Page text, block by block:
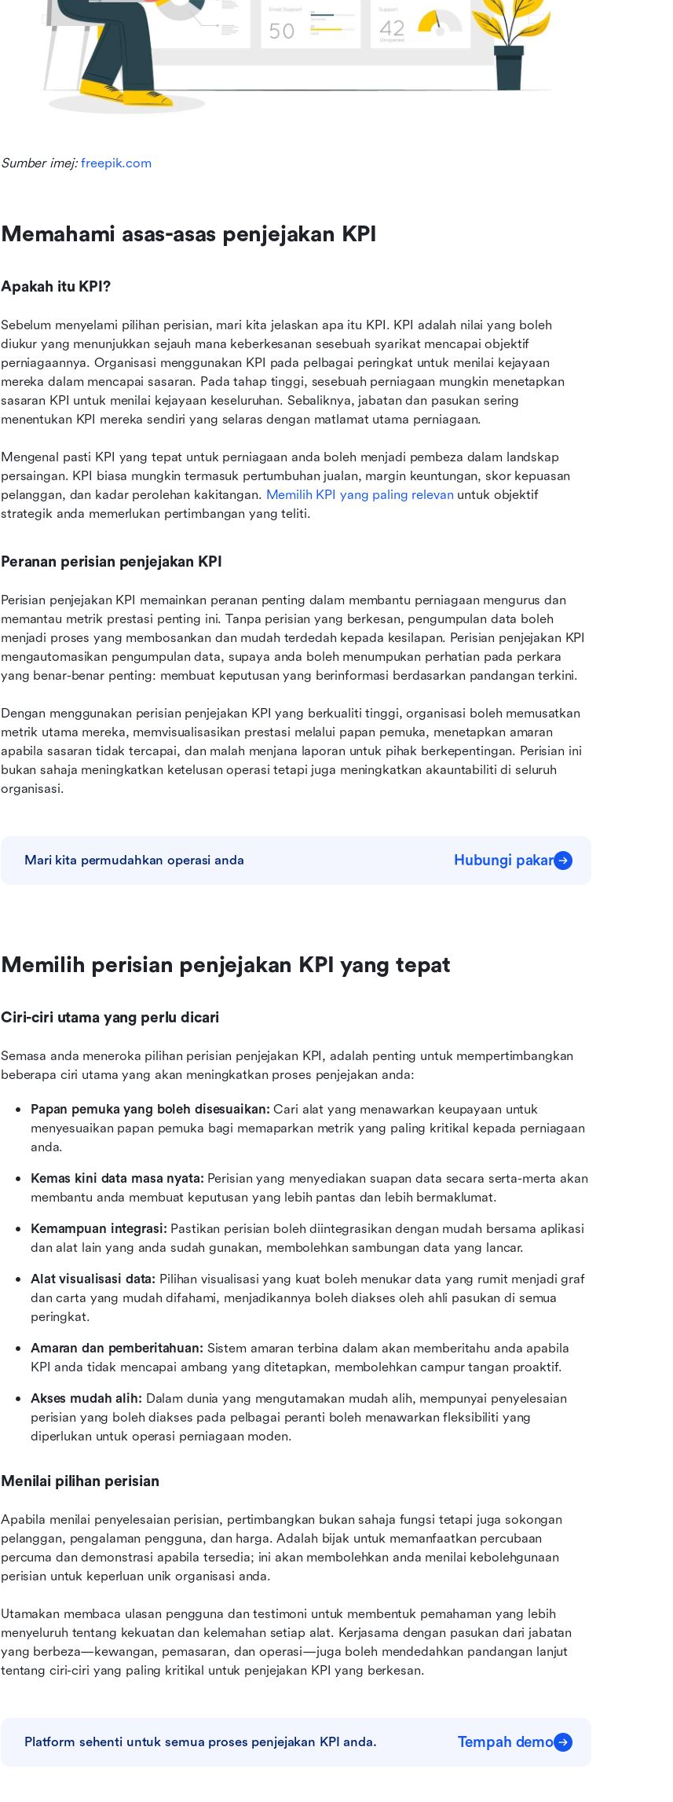
Sumber imej: freepik.com
Memahami asas-asas penjejakan KPI
Apakah itu KPI?
Sebelum menyelami pilihan perisian, mari kita jelaskan apa itu KPI. KPI adalah nilai yang boleh
diukur yang menunjukkan sejauh mana keberkesanan sesebuah syarikat mencapai objektif
perniagaannya. Organisasi menggunakan KPI pada pelbagai peringkat untuk menilai kejayaan
mereka dalam mencapai sasaran. Pada tahap tinggi, sesebuah perniagaan mungkin menetapkan
sasaran KPI untuk menilai kejayaan keseluruhan. Sebaliknya, jabatan dan pasukan sering
menentukan KPI mereka sendiri yang selaras dengan matlamat utama perniagaan.
Mengenal pasti KPI yang tepat untuk perniagaan anda boleh menjadi pembeza dalam landskap
persaingan. KPI biasa mungkin termasuk pertumbuhan jualan, margin keuntungan, skor kepuasan
pelanggan, dan kadar perolehan kakitangan. Memilih KPI yang paling relevan untuk objektif
strategik anda memerlukan pertimbangan yang teliti.
Peranan perisian penjejakan KPI
Perisian penjejakan KPI memainkan peranan penting dalam membantu perniagaan mengurus dan
memantau metrik prestasi penting ini. Tanpa perisian yang berkesan, pengumpulan data boleh
menjadi proses yang membosankan dan mudah terdedah kepada kesilapan. Perisian penjejakan KPI
mengautomasikan pengumpulan data, supaya anda boleh menumpukan perhatian pada perkara
yang benar-benar penting: membuat keputusan yang berinformasi berdasarkan pandangan terkini.
Dengan menggunakan perisian penjejakan KPI yang berkualiti tinggi, organisasi boleh memusatkan
metrik utama mereka, memvisualisasikan prestasi melalui papan pemuka, menetapkan amaran
apabila sasaran tidak tercapai, dan malah menjana laporan untuk pihak berkepentingan. Perisian ini
bukan sahaja meningkatkan ketelusan operasi tetapi juga meningkatkan akauntabiliti di seluruh
organisasi.
Mari kita permudahkan operasi anda Hubungi pakar
Memilih perisian penjejakan KPI yang tepat
Ciri-ciri utama yang perlu dicari
Semasa anda meneroka pilihan perisian penjejakan KPI, adalah penting untuk mempertimbangkan
beberapa ciri utama yang akan meningkatkan proses penjejakan anda:
Papan pemuka yang boleh disesuaikan: Cari alat yang menawarkan keupayaan untuk
menyesuaikan papan pemuka bagi memaparkan metrik yang paling kritikal kepada perniagaan
anda.
Kemas kini data masa nyata: Perisian yang menyediakan suapan data secara serta-merta akan
membantu anda membuat keputusan yang lebih pantas dan lebih bermaklumat.
Kemampuan integrasi: Pastikan perisian boleh diintegrasikan dengan mudah bersama aplikasi
dan alat lain yang anda sudah gunakan, membolehkan sambungan data yang lancar.
Alat visualisasi data: Pilihan visualisasi yang kuat boleh menukar data yang rumit menjadi graf
dan carta yang mudah difahami, menjadikannya boleh diakses oleh ahli pasukan di semua
peringkat.
Amaran dan pemberitahuan: Sistem amaran terbina dalam akan memberitahu anda apabila
KPI anda tidak mencapai ambang yang ditetapkan, membolehkan campur tangan proaktif.
Akses mudah alih: Dalam dunia yang mengutamakan mudah alih, mempunyai penyelesaian
perisian yang boleh diakses pada pelbagai peranti boleh menawarkan fleksibiliti yang
diperlukan untuk operasi perniagaan moden.
Menilai pilihan perisian
Apabila menilai penyelesaian perisian, pertimbangkan bukan sahaja fungsi tetapi juga sokongan
pelanggan, pengalaman pengguna, dan harga. Adalah bijak untuk memanfaatkan percubaan
percuma dan demonstrasi apabila tersedia; ini akan membolehkan anda menilai kebolehgunaan
perisian untuk keperluan unik organisasi anda.
Utamakan membaca ulasan pengguna dan testimoni untuk membentuk pemahaman yang lebih
menyeluruh tentang kekuatan dan kelemahan setiap alat. Kerjasama dengan pasukan dari jabatan
yang berbeza—kewangan, pemasaran, dan operasi—juga boleh mendedahkan pandangan lanjut
tentang ciri-ciri yang paling kritikal untuk penjejakan KPI yang berkesan.
Platform sehenti untuk semua proses penjejakan KPI anda. Tempah demo